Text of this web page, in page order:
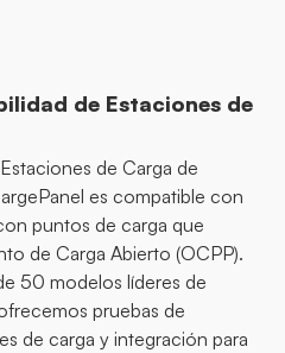
de Estaciones de
de Carga de
es compatible con
puntos de carga que
de Carga Abierto (OCPP).
50 modelos líderes de
pruebas de
de carga y integración para